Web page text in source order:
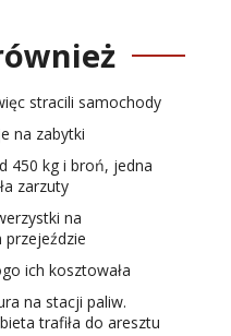
stracili samochody
na zabytki
450 kg i broń, jedna
zarzuty
na
ich kosztowała
na stacji paliw.
trafiła do aresztu